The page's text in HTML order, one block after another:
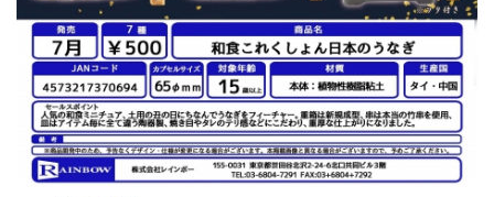
よくあるご質問
ご利用ガイド